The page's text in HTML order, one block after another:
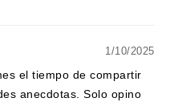
1/10/2025
el tiempo de compartir
anecdotas. Solo opino